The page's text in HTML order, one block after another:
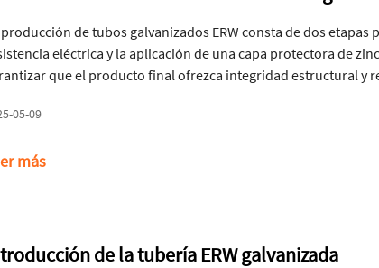
producción de tubos galvanizados ERW consta de dos
eléctrica y la aplicación de una capa protectora de
que el producto final ofrezca integridad estructural y
05-09
más
de la tubería ERW galvanizada